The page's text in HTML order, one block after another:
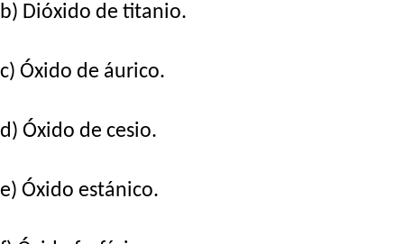
b) Dióxido de titanio.
c) Óxido de áurico.
d) Óxido de cesio.
e) Óxido estánico.